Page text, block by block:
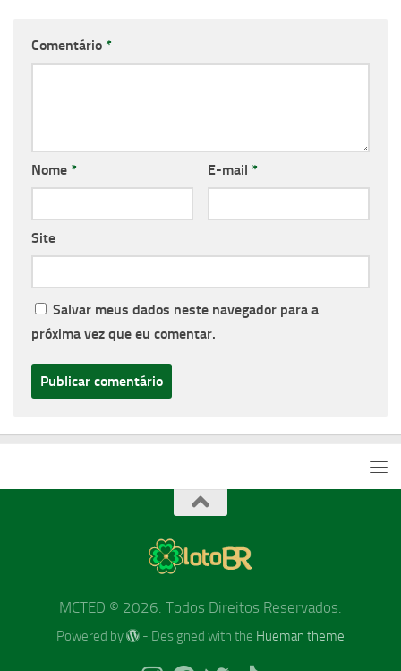
Comentário *
Nome * E-mail *
Site
Salvar meus dados neste navegador para a
próxima vez que eu comentar.
MCTED © 2026. Todos Direitos Reservados.
Powered by - Designed with the Hueman theme